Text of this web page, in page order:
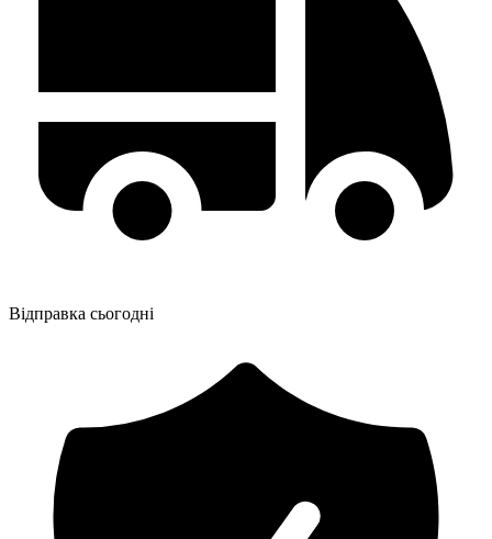
Відправка сьогодні